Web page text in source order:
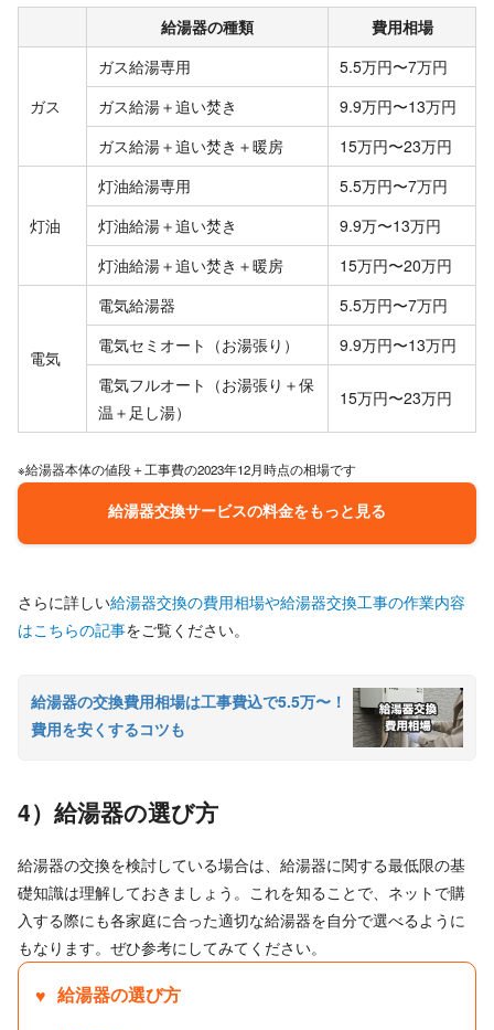
給湯器の種類 費用相場
ガス
ガス給湯専用
5.5万円〜7万円
ガス給湯＋追い焚き
9.9万円〜13万円
ガス給湯＋追い焚き＋暖房
15万円〜23万円
灯油
灯油給湯専用
5.5万円〜7万円
灯油給湯＋追い焚き
9.9万〜13万円
灯油給湯＋追い焚き＋暖房
15万円〜20万円
電気
電気給湯器
5.5万円〜7万円
電気セミオート（お湯張り）
9.9万円〜13万円
電気フルオート（お湯張り＋保
温＋足し湯）
15万円〜23万円
※給湯器本体の値段＋工事費の2023年12月時点の相場です
給湯器交換サービスの料金をもっと見る
さらに詳しい給湯器交換の費用相場や給湯器交換工事の作業内容
はこちらの記事をご覧ください。
給湯器の交換費用相場は工事費込で5.5万〜！
費用を安くするコツも
4）給湯器の選び方
給湯器の交換を検討している場合は、給湯器に関する最低限の基
礎知識は理解しておきましょう。これを知ることで、ネットで購
入する際にも各家庭に合った適切な給湯器を自分で選べるように
もなります。ぜひ参考にしてみてください。
給湯器の選び方